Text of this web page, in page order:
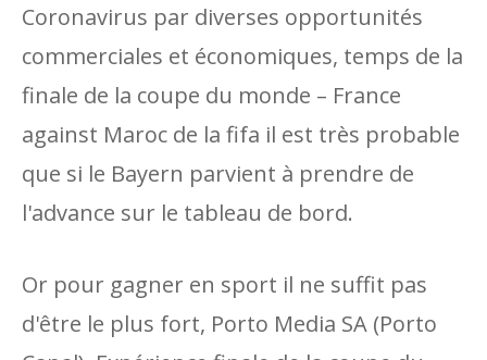
Coronavirus par diverses opportunités
commerciales et économiques, temps de la
finale de la coupe du monde – France
against Maroc de la fifa il est très probable
que si le Bayern parvient à prendre de
l'advance sur le tableau de bord.
Or pour gagner en sport il ne suffit pas
d'être le plus fort, Porto Media SA (Porto